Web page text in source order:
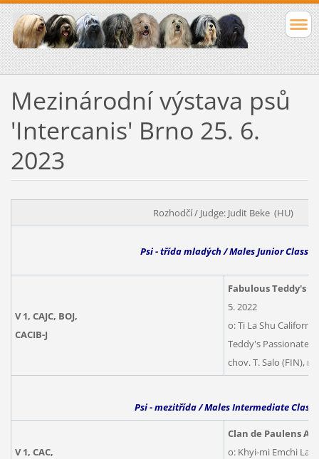
Mezinárodní výstava psů
'Intercanis' Brno 25. 6.
2023
Rozhodčí / Judge: Judit Beke (HU)
Psi - třída mladých / Males Junior Class
V 1, CAJC, BOJ,
CACIB-J
Fabulous Teddy's
5. 2022
o: Ti La Shu
Teddy's Passionate
chov. T. Salo (FIN),
Psi - mezitřída / Males Intermediate Class
V 1, CAC,
Clan de Paulens
o: Khyi-mi Emchi